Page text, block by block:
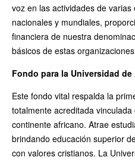
voz en las actividades de
nacionales y mundiales,
financiera de nuestra
básicos de estas
Fondo para la Universidad de
Este fondo vital respalda la
totalmente acreditada
continente africano. Atrae
brindando educación superior
con valores cristianos. La